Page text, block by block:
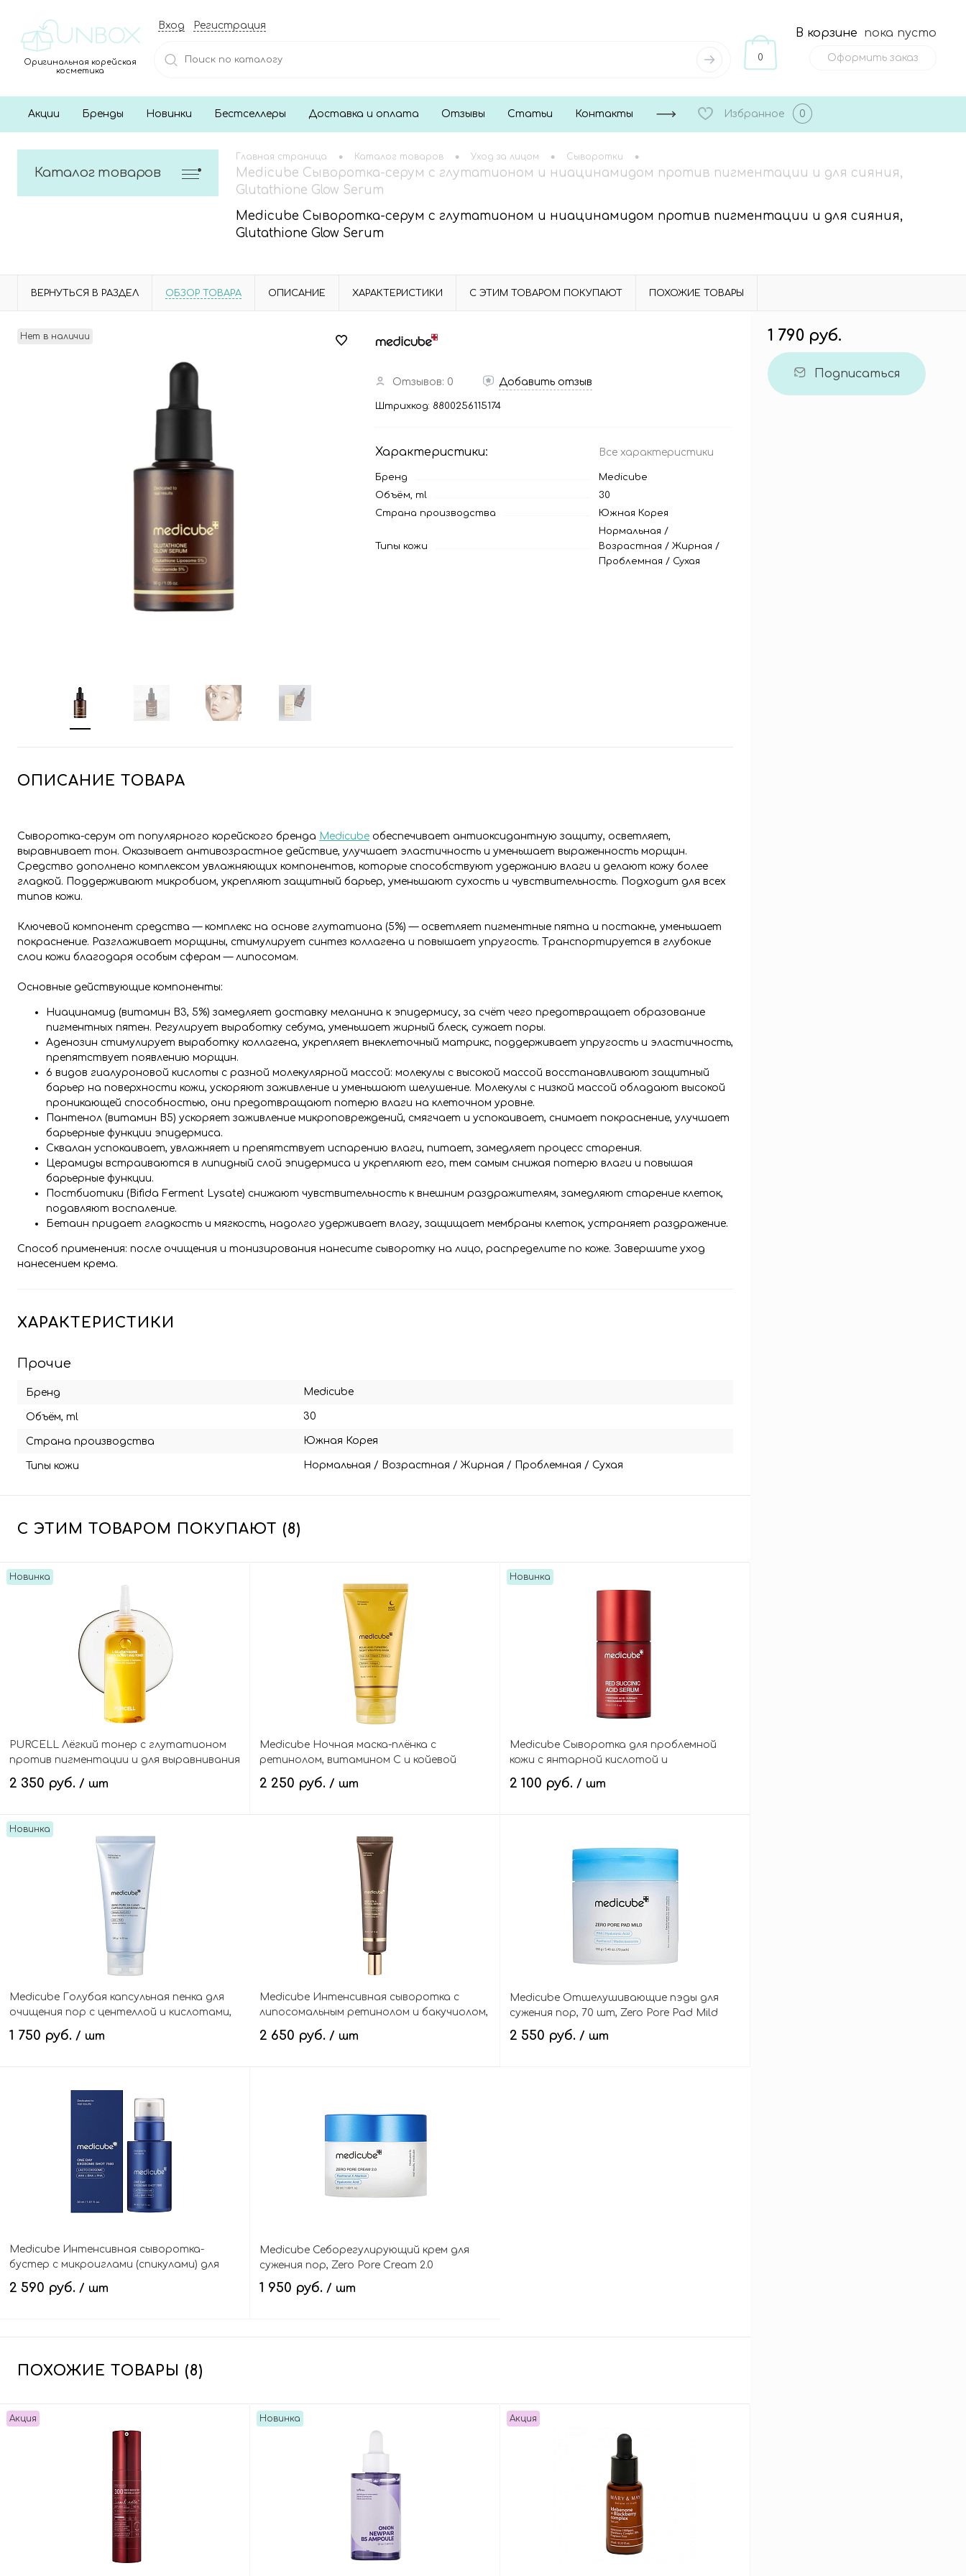
Оригинальная корейская
косметика
Вход Регистрация
0
В корзине пока пусто
Оформить заказ
Акции Бренды Новинки Бестселлеры Доставка и оплата Отзывы Статьи Контакты Избранное 0
Каталог товаров
Главная страница • Каталог товаров • Уход за лицом • Сыворотки •
Medicube Сыворотка-серум с глутатионом и ниацинамидом против пигментации и для сияния,
Glutathione Glow Serum
Medicube Сыворотка-серум с глутатионом и ниацинамидом против пигментации и для сияния,
Glutathione Glow Serum
ВЕРНУТЬСЯ В РАЗДЕЛ ОБЗОР ТОВАРА ОПИСАНИЕ ХАРАКТЕРИСТИКИ С ЭТИМ ТОВАРОМ ПОКУПАЮТ ПОХОЖИЕ ТОВАРЫ
Нет в наличии
Отзывов: 0 Добавить отзыв
Штрихкод: 8800256115174
Характеристики: Все характеристики
Бренд
Medicube
Объём, ml
30
Страна производства
Южная Корея
Типы кожи
Нормальная /
Возрастная / Жирная /
Проблемная / Сухая
ОПИСАНИЕ ТОВАРА
Сыворотка-серум от популярного корейского бренда Medicube обеспечивает антиоксидантную защиту, осветляет,
выравнивает тон. Оказывает антивозрастное действие, улучшает эластичность и уменьшает выраженность морщин.
Средство дополнено комплексом увлажняющих компонентов, которые способствуют удержанию влаги и делают кожу более
гладкой. Поддерживают микробиом, укрепляют защитный барьер, уменьшают сухость и чувствительность. Подходит для всех
типов кожи.
Ключевой компонент средства — комплекс на основе глутатиона (5%) — осветляет пигментные пятна и постакне, уменьшает
покраснение. Разглаживает морщины, стимулирует синтез коллагена и повышает упругость. Транспортируется в глубокие
слои кожи благодаря особым сферам — липосомам.
Основные действующие компоненты:
Ниацинамид (витамин B3, 5%) замедляет доставку меланина к эпидермису, за счёт чего предотвращает образование
пигментных пятен. Регулирует выработку себума, уменьшает жирный блеск, сужает поры.
Аденозин стимулирует выработку коллагена, укрепляет внеклеточный матрикс, поддерживает упругость и эластичность,
препятствует появлению морщин.
6 видов гиалуроновой кислоты с разной молекулярной массой: молекулы с высокой массой восстанавливают защитный
барьер на поверхности кожи, ускоряют заживление и уменьшают шелушение. Молекулы с низкой массой обладают высокой
проникающей способностью, они предотвращают потерю влаги на клеточном уровне.
Пантенол (витамин B5) ускоряет заживление микроповреждений, смягчает и успокаивает, снимает покраснение, улучшает
барьерные функции эпидермиса.
Сквалан успокаивает, увлажняет и препятствует испарению влаги, питает, замедляет процесс старения.
Церамиды встраиваются в липидный слой эпидермиса и укрепляют его, тем самым снижая потерю влаги и повышая
барьерные функции.
Постбиотики (Bifida Ferment Lysate) снижают чувствительность к внешним раздражителям, замедляют старение клеток,
подавляют воспаление.
Бетаин придает гладкость и мягкость, надолго удерживает влагу, защищает мембраны клеток, устраняет раздражение.
Способ применения: после очищения и тонизирования нанесите сыворотку на лицо, распределите по коже. Завершите уход
нанесением крема.
ХАРАКТЕРИСТИКИ
Прочие
Бренд Medicube
Объём, ml 30
Страна производства Южная Корея
Типы кожи Нормальная / Возрастная / Жирная / Проблемная / Сухая
С ЭТИМ ТОВАРОМ ПОКУПАЮТ (8)
Новинка
PURCELL Лёгкий тонер с глутатионом
против пигментации и для выравнивания
тона, L-Glutathione Vitamin Boosting Toner
2 350 руб. / шт
В корзину
Medicube Ночная маска-плёнка с
ретинолом, витамином С и койевой
кислотой, Kojic Acid Turmeric Night
Wrapping Mask
2 250 руб. / шт
В корзину
Новинка
Medicube Сыворотка для проблемной
кожи с янтарной кислотой и
ниацинамидом, Red Succinic Acid Serum
2 100 руб. / шт
Новинка
Medicube Голубая капсульная пенка для
очищения пор с центеллой и кислотами,
Zero Pore Clearing Capsule Cleansing Foam
1 750 руб. / шт
В корзину
Medicube Интенсивная сыворотка с
липосомальным ретинолом и бакучиолом,
Deep Vita A Retinol Serum
2 650 руб. / шт
Medicube Отшелушивающие пэды для
сужения пор, 70 шт, Zero Pore Pad Mild
2 550 руб. / шт
Medicube Интенсивная сыворотка-
бустер с микроиглами (спикулами) для
сужения пор, One Day Exosome Shot 7500
2 590 руб. / шт
Medicube Себорегулирующий крем для
сужения пор, Zero Pore Cream 2.0
1 950 руб. / шт
ПОХОЖИЕ ТОВАРЫ (8)
Акция Новинка Акция
1 790 руб.
Подписаться